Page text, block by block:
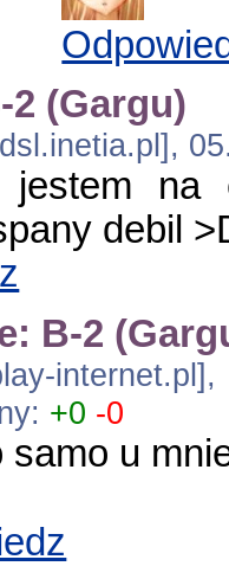
2 (Gargu)
na
debil
B-2
+0 -0
samo u